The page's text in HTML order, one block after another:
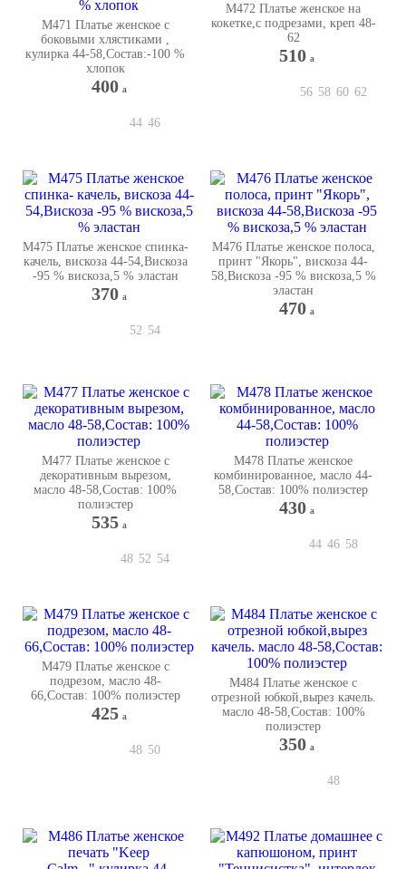
М471 Платье женское с
боковыми хлястиками ,
кулирка 44-58,Состав:-100 %
хлопок
400 a
44 46
М472 Платье женское на
кокетке,с подрезами, креп 48-
62
510 a
56 58 60 62
М475 Платье женское спинка-
качель, вискоза 44-54,Вискоза
-95 % вискоза,5 % эластан
370 a
52 54
М476 Платье женское полоса,
принт "Якорь", вискоза 44-
58,Вискоза -95 % вискоза,5 %
эластан
470 a
М477 Платье женское с
декоративным вырезом,
масло 48-58,Состав: 100%
полиэстер
535 a
48 52 54
М478 Платье женское
комбинированное, масло 44-
58,Состав: 100% полиэстер
430 a
44 46 58
М479 Платье женское с
подрезом, масло 48-
66,Состав: 100% полиэстер
425 a
48 50
М484 Платье женское с
отрезной юбкой,вырез качель.
масло 48-58,Состав: 100%
полиэстер
350 a
48